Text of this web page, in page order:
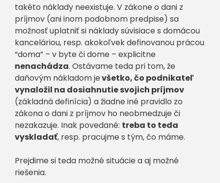
takéto náklady neexistuje. V zákone o dani z
príjmov (ani inom podobnom predpise) sa
možnosť uplatniť si náklady súvisiace s domácou
kanceláriou, resp. akokoľvek definovanou prácou
“doma” – v byte či dome – explicitne
nenachádza. Ostávame teda pri tom, že
daňovým nákladom jevšetko, čo podnikateľ
vynaložil na dosiahnutie svojich príjmov
(základná definícia) a žiadne iné pravidlo zo
zákona o dani z príjmov ho neobmedzuje či
nezakazuje. Inak povedané: treba to teda
vyskladať, resp. pracujme s tým, čo máme.
Prejdime si teda možné situácie a aj možné
riešenia.